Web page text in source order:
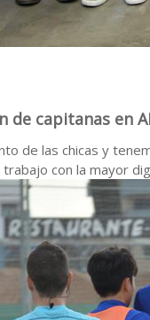
de capitanas en
de las chicas y
con la mayor